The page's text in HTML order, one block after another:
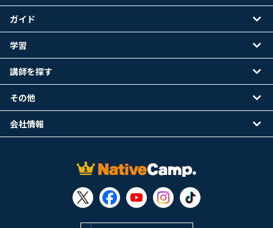
ガイド
学習
講師を探す
その他
会社情報